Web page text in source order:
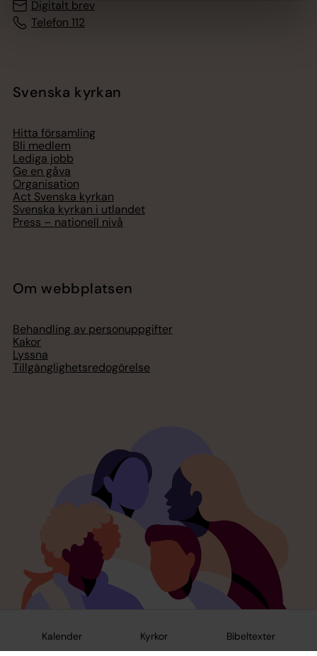
Kalender Kyrkor Bibeltexter
Digitalt brev
Telefon 112
Svenska kyrkan
Hitta församling
Bli medlem
Lediga jobb
Ge en gåva
Organisation
Act Svenska kyrkan
Svenska kyrkan i utlandet
Press – nationell nivå
Om webbplatsen
Behandling av personuppgifter
Kakor
Lyssna
Tillgänglighetsredogörelse